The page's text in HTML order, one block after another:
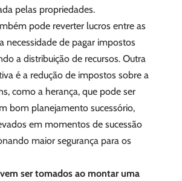
pelas propriedades.
pode reverter lucros entre as
necessidade de pagar impostos
a distribuição de recursos. Outra
é a redução de impostos sobre a
como a herança, que pode ser
bom planejamento sucessório,
em momentos de sucessão
maior segurança para os
ser tomados ao montar uma